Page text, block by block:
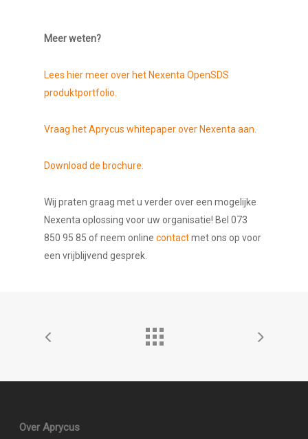
Meer weten?
Lees hier meer over het Nexenta OpenSDS
produktportfolio.
Vraag het Aprycus whitepaper over Nexenta aan.
Download de brochure.
Wij praten graag met u verder over een mogelijke
Nexenta oplossing voor uw organisatie! Bel 073
850 95 85 of neem online contactmet ons op voor
een vrijblijvend gesprek.
Over Aprycus